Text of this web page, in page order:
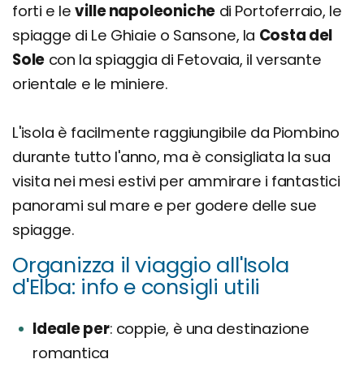
forti e leville napoleoniche di Portoferraio, le
spiagge di Le Ghiaie o Sansone, la Costa del
Sole con la spiaggia di Fetovaia, il versante
orientale e le miniere.
L'isola è facilmente raggiungibile da Piombino
durante tutto l'anno, ma è consigliata la sua
visita nei mesi estivi per ammirare i fantastici
panorami sul mare e per godere delle sue
spiagge.
Organizza il viaggio all'Isola
d'Elba: info e consigli utili
Ideale per coppie, è una destinazione
romantica